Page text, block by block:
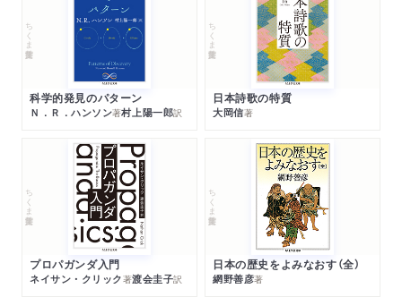
ちくま学芸文庫
科学的発見のパターン
Ｎ．Ｒ．ハンソン著村上陽一郎訳
ちくま学芸文庫
日本詩歌の特質
大岡信著
ちくま学芸文庫
プロパガンダ入門
ネイサン・クリック著渡会圭子訳
ちくま学芸文庫
日本の歴史をよみなおす（全）
網野善彦著